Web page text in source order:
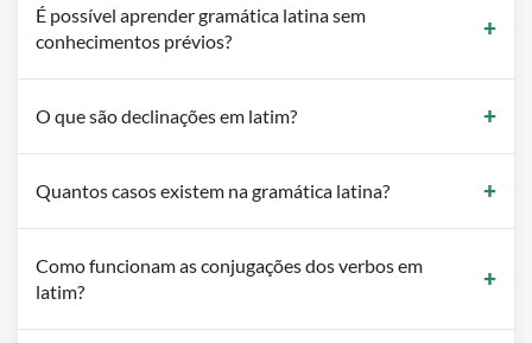
É possível aprender gramática latina sem
conhecimentos prévios?
O que são declinações em latim?
Quantos casos existem na gramática latina?
Como funcionam as conjugações dos verbos em
latim?